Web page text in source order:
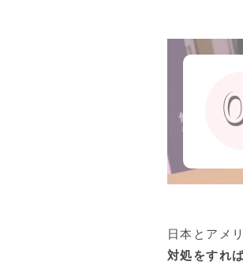
日本とアメ
対処をすれ